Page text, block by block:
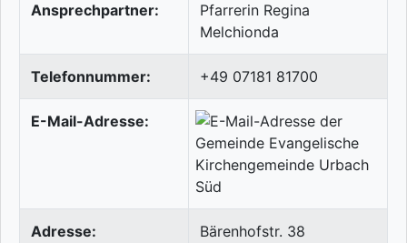
Ansprechpartner:
Pfarrerin Regina
Melchionda
Telefonnummer: +49 07181 81700
E-Mail-Adresse:
Adresse:
Bärenhofstr. 38